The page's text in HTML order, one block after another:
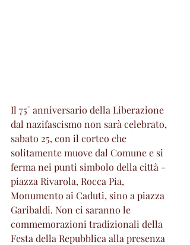
Il 75° anniversario della Liberazione
dal nazifascismo non sarà celebrato,
sabato 25, con il corteo che
solitamente muove dal Comune e si
ferma nei punti simbolo della città -
piazza Rivarola, Rocca Pia,
Monumento ai Caduti, sino a piazza
Garibaldi. Non ci saranno le
commemorazioni tradizionali della
Festa della Repubblica alla presenza